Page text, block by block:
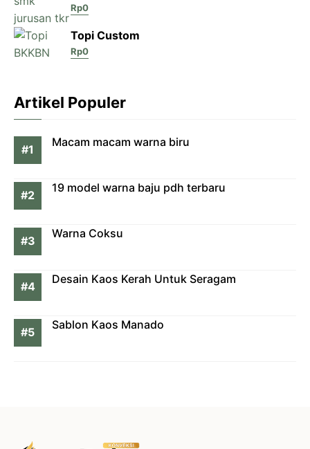
Rp0
Topi Custom
Rp0
Artikel Populer
Macam macam warna biru
19 model warna baju pdh terbaru
Warna Coksu
Desain Kaos Kerah Untuk Seragam
Sablon Kaos Manado